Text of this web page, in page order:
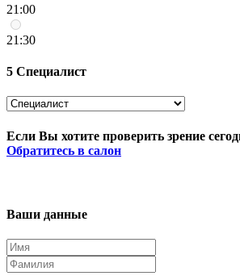
21:00
21:30
5 Специалист
Если Вы хотите проверить зрение
Обратитесь в салон
Ваши данные